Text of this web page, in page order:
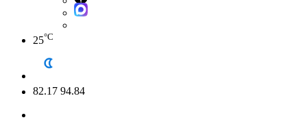
25°C
82.17 94.84